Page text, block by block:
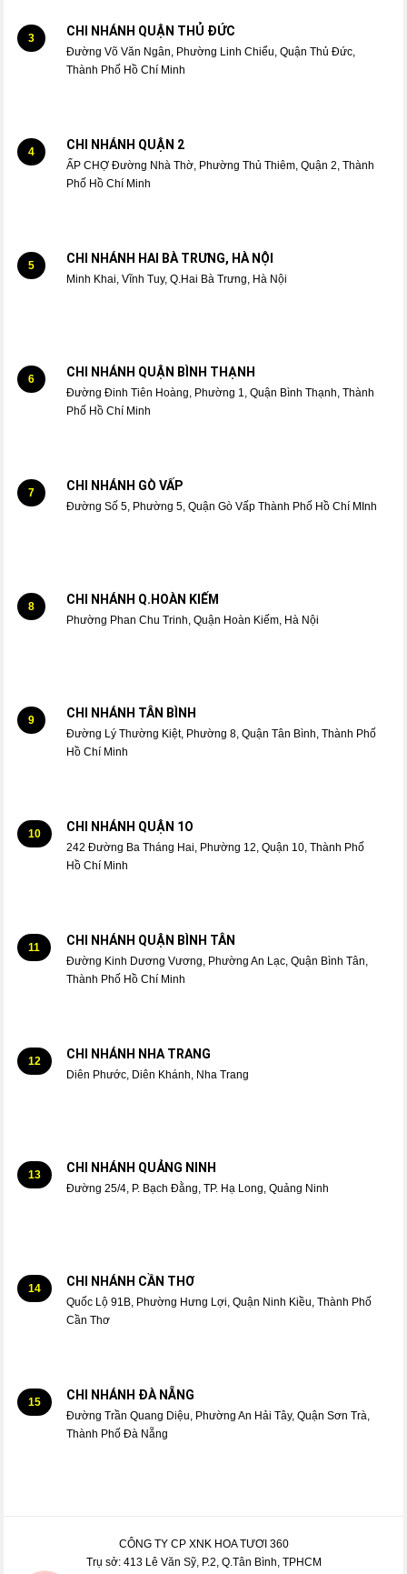
3 CHI NHÁNH QUẬN THỦ ĐỨC
Đường Võ Văn Ngân, Phường Linh Chiểu, Quận Thủ Đức,
Thành Phố Hồ Chí Minh
4 CHI NHÁNH QUẬN 2
ẤP CHỢ Đường Nhà Thờ, Phường Thủ Thiêm, Quận 2, Thành
Phố Hồ Chí Minh
5 CHI NHÁNH HAI BÀ TRƯNG, HÀ NỘI
Minh Khai, Vĩnh Tuy, Q.Hai Bà Trưng, Hà Nội
6 CHI NHÁNH QUẬN BÌNH THẠNH
Đường Đinh Tiên Hoàng, Phường 1, Quận Bình Thạnh, Thành
Phố Hồ Chí Minh
7 CHI NHÁNH GÒ VẤP
Đường Số 5, Phường 5, Quận Gò Vấp Thành Phố Hồ Chí MInh
8 CHI NHÁNH Q.HOÀN KIẾM
Phường Phan Chu Trinh, Quận Hoàn Kiếm, Hà Nội
9 CHI NHÁNH TÂN BÌNH
Đường Lý Thường Kiệt, Phường 8, Quận Tân Bình, Thành Phố
Hồ Chí Minh
10 CHI NHÁNH QUẬN 1O
242 Đường Ba Tháng Hai, Phường 12, Quận 10, Thành Phố
Hồ Chí Minh
11 CHI NHÁNH QUẬN BÌNH TÂN
Đường Kinh Dương Vương, Phường An Lạc, Quận Bình Tân,
Thành Phố Hồ Chí Minh
12 CHI NHÁNH NHA TRANG
Diên Phước, Diên Khánh, Nha Trang
13 CHI NHÁNH QUẢNG NINH
Đường 25/4, P. Bạch Đằng, TP. Hạ Long, Quảng Ninh
14 CHI NHÁNH CẦN THƠ
Quốc Lộ 91B, Phường Hưng Lợi, Quận Ninh Kiều, Thành Phố
Cần Thơ
15 CHI NHÁNH ĐÀ NẴNG
Đường Trần Quang Diệu, Phường An Hải Tây, Quận Sơn Trà,
Thành Phố Đà Nẵng
CÔNG TY CP XNK HOA TƯƠI 360
Trụ sở: 413 Lê Văn Sỹ, P.2, Q.Tân Bình, TPHCM